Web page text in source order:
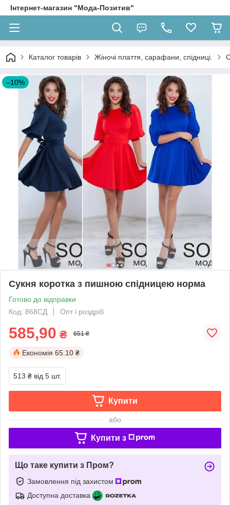
Інтернет-магазин "Мода-Позитив"
Каталог товарів Жіночі плаття, сарафани, спідниці.
–10%
Сукня коротка з пишною спідницею норма
Готово до відправки
Код: 868СД
Опт і роздріб
585,90 ₴ 651 ₴
Економія 65.10 ₴
513 ₴ від 5 шт.
Купити
або
Купити з
Що таке купити з Пром?
Замовлення під захистом
Доступна доставка